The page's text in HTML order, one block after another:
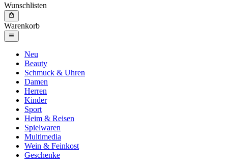
Wunschlisten
Warenkorb
Neu
Beauty
Schmuck & Uhren
Damen
Herren
Kinder
Sport
Heim & Reisen
Spielwaren
Multimedia
Wein & Feinkost
Geschenke